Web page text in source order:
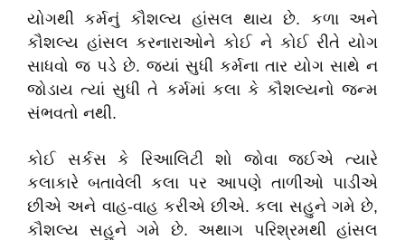
યોગથી કર્મનું કૌશલ્ય હાંસલ થાય છે. કળા અને
કૌશલ્ય હાંસલ કરનારાઓને કોઈ ને કોઈ રીતે યોગ
સાધવો જ પડે છે. જ્યાં સુધી કર્મના તાર યોગ સાથે ન
જોડાય ત્યાં સુધી તે કર્મમાં કલા કે કૌશલ્યનો જન્મ
સંભવતો નથી.
કોઈ સર્કસ કે રિઆલિટી શો જોવા જઈએ ત્યારે
કલાકારે બતાવેલી કલા પર આપણે તાળીઓ પાડીએ
છીએ અને વાહ-વાહ કરીએ છીએ. કલા સહુને ગમે છે,
કૌશલ્ય સહુને ગમે છે. અથાગ પરિશ્રમથી હાંસલ